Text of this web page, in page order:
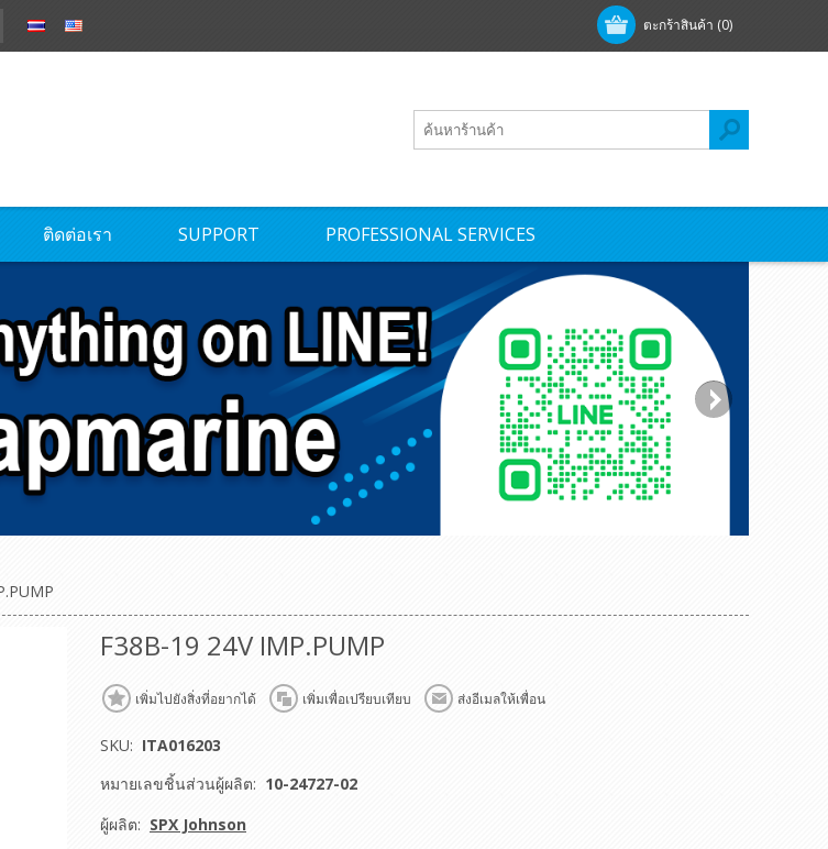
ตะกร้าสินค้า (0)
ติดต่อเรา SUPPORT PROFESSIONAL SERVICES
F38B-19 24V IMP.PUMP
เพิ่มไปยังสิ่งที่อยากได้ เพิ่มเพื่อเปรียบเทียบ ส่งอีเมลให้เพื่อน
SKU: ITA016203
หมายเลขชิ้นส่วนผู้ผลิต: 10-24727-02
ผู้ผลิต: SPX Johnson